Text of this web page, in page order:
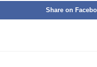
Share on